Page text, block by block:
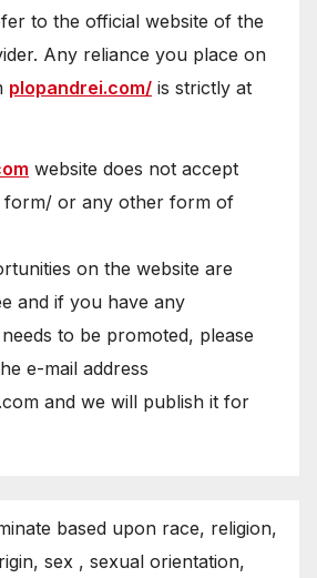
to the official website of the
Any reliance you place on
plopandrei.com/ is strictly at
website does not accept
form/ or any other form of
on the website are
and if you have any
to be promoted, please
e-mail address
and we will publish it for
based upon race, religion,
sex , sexual orientation,